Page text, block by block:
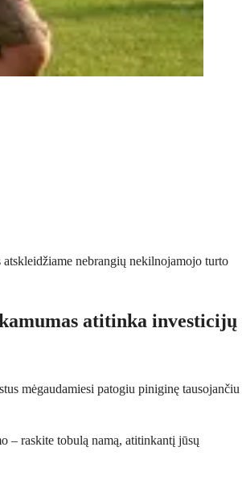
nebrangių nekilnojamojo turto
atitinka investicijų
mėgaudamiesi patogiu piniginę tausojančiu
– raskite tobulą namą, atitinkantį jūsų